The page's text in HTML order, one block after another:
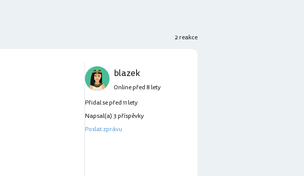
2 reakce
blazek
Online před 8 lety
Přidal se před 11 lety
Napsal(a) 3 příspěvky
Poslat zprávu